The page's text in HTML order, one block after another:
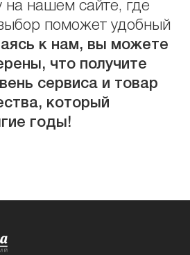
на нашем сайте, где
поможет удобный
к нам, вы можете
что получите
сервиса и товар
который
годы!